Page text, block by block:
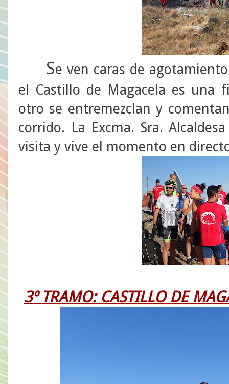
Se ven caras de
el Castillo de Magacela es una
otro se entremezclan y
corrido. La Excma. Sra.
visita y vive el momento en
3º TRAMO: CASTILLO DE